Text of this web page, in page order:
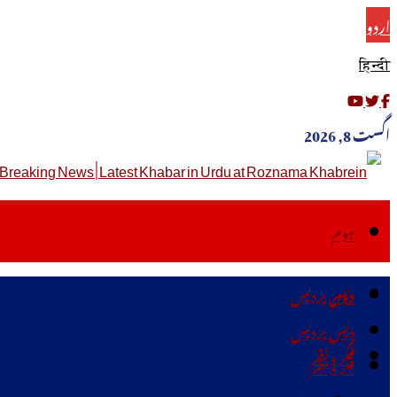
اردو
हिन्दी
اگست 8, 2026
ہوم
دیس پردیس
فکر ونظر
ہوم
دیس پردیس
فکر ونظر